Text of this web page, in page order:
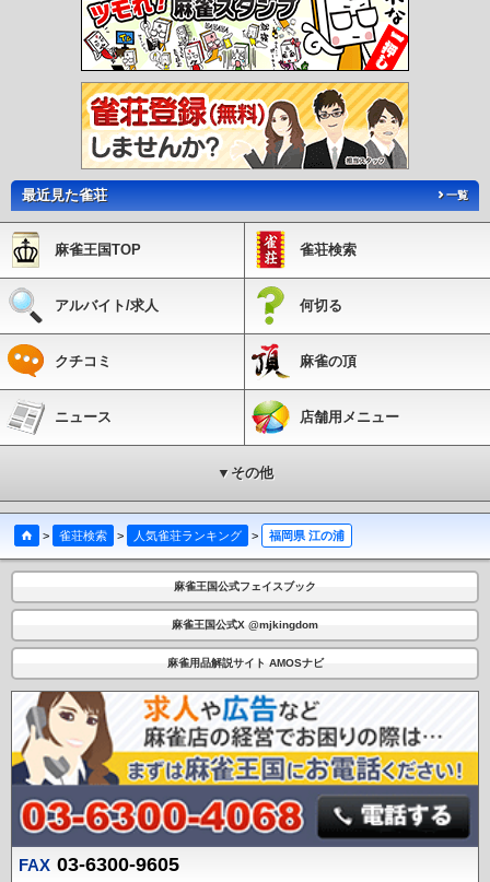
香春口三萩野駅 片野駅 城野駅 北方駅 競馬場前駅 守恒駅
徳力嵐山口駅 志井駅 企救丘駅 西黒崎駅 熊西駅 萩原駅 穴生駅
永犬丸駅 三ヶ森駅 西山駅 通谷駅 東中間駅 筑豊中間駅
筑豊香月駅 楠橋駅 新木屋瀬駅 木屋瀬駅 遠賀野駅 感田駅
筑豊直方駅
出光美術館駅
ノーフォーク広場駅 関門海峡めかり駅
最近見た雀荘 一覧
麻雀王国TOP 雀荘検索
アルバイト/求人 何切る
クチコミ 麻雀の頂
ニュース 店舗用メニュー
▼その他
> 雀荘検索 > 人気雀荘ランキング > 福岡県 江の浦
麻雀王国公式フェイスブック
麻雀王国公式X @mjkingdom
麻雀用品解説サイト AMOSナビ
FAX 03-6300-9605